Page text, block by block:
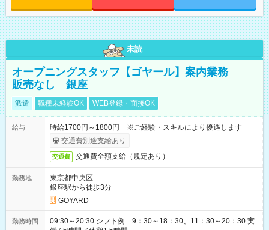
未読
オープニングスタッフ【ゴヤール】案内業務
販売なし 銀座
派遣 職種未経験OK WEB登録・面接OK
給与
時給1700円～1800円 ※ご経験・スキルにより優遇します
交通費別途支給あり
交通費 交通費全額支給（規定あり）
勤務地
東京都中央区
銀座駅から徒歩3分
GOYARD
勤務時間
09:30～20:30 シフト例 9：30～18：30、11：30～20：30 実